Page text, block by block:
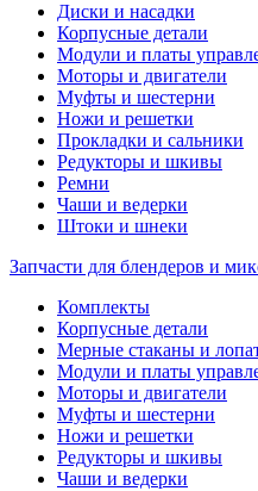
Диски и насадки
Корпусные детали
Модули и платы
Моторы и двигатели
Муфты и шестерни
Ножи и решетки
Прокладки и сальники
Редукторы и шкивы
Ремни
Чаши и ведерки
Штоки и шнеки
Запчасти для блендеров и
Комплекты
Корпусные детали
Мерные стаканы и
Модули и платы
Моторы и двигатели
Муфты и шестерни
Ножи и решетки
Редукторы и шкивы
Чаши и ведерки